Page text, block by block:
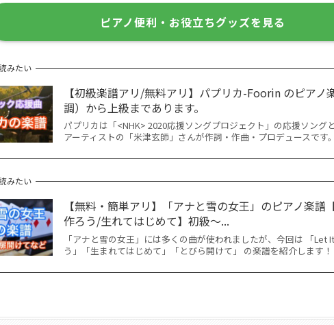
ピアノ便利・お役立ちグッズを見る
みたい
【初級楽譜アリ/無料アリ】パプリカ-Foorin のピア
調）から上級まであります。
パプリカは「<NHK> 2020応援ソングプロジェクト」の応援ソング
アーティストの「米津玄師」さんが作詞・作曲・プロデュースです
みたい
【無料・簡単アリ】「アナと雪の女王」のピアノ楽
作ろう/生れてはじめて】初級～...
「アナと雪の女王」には多くの曲が使われましたが、今回は 「Let
う」「生まれてはじめて」「とびら開けて」 の楽譜を紹介します！